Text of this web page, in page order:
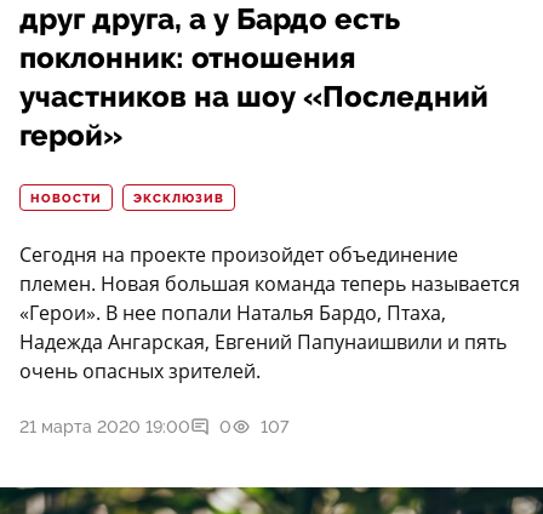
друг друга, а у Бардо есть
поклонник: отношения
участников на шоу «Последний
герой»
НОВОСТИ ЭКСКЛЮЗИВ
Сегодня на проекте произойдет объединение
племен. Новая большая команда теперь называется
«Герои». В нее попали Наталья Бардо, Птаха,
Надежда Ангарская, Евгений Папунаишвили и пять
очень опасных зрителей.
21 марта 2020 19:00 0 107